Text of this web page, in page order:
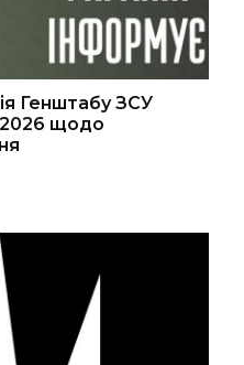
Генштабу ЗСУ
щодо